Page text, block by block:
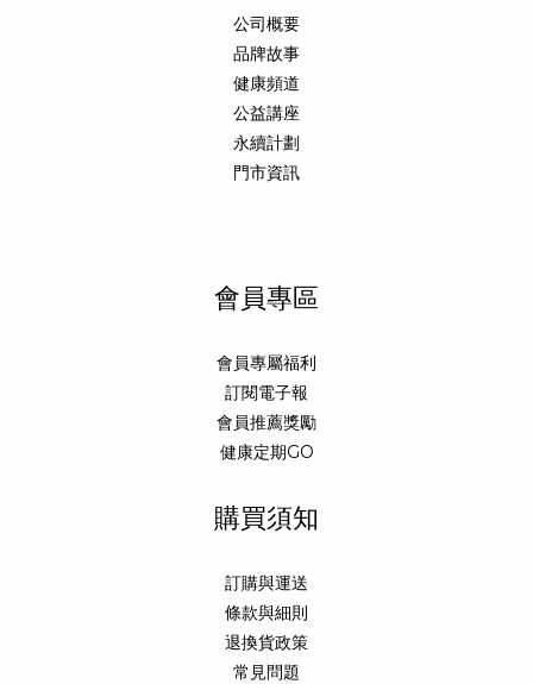
公司概要
品牌故事
健康頻道
公益講座
永續計劃
門市資訊
會員專區
會員專屬福利
訂閱電子報
會員推薦獎勵
健康定期GO
購買須知
訂購與運送
條款與細則
退換貨政策
常見問題